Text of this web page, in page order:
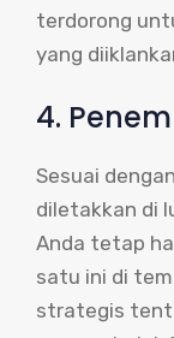
terdorong
yang
4.
Sesuai
diletakkan di
Anda tetap
satu ini di
strategis